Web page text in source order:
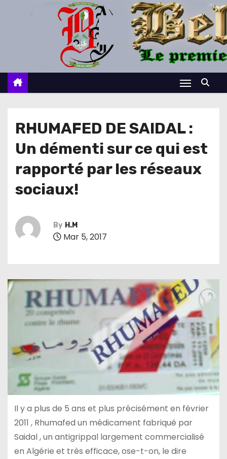
c
RHUMAFED DE SAIDAL :
Un démenti sur ce qui est
rapporté par les réseaux
sociaux!
By H.M
Mar 5, 2017
Il y a plus de 5 ans et plus précisément en février
2011 , Rhumafed un médicament fabriqué par
Saidal , un antigrippal largement commercialisé
en Algérie et très efficace, ose-t-on, le dire